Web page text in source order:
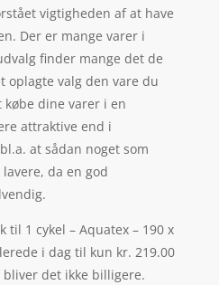
vigtigheden af at have
Der er mange varer i
finder mange det de
oplagte valg den vare du
købe dine varer i en
attraktive end i
at sådan noget som
da en god
til 1 cykel – Aquatex – 190 x
i dag til kun kr. 219.00
det ikke billigere.